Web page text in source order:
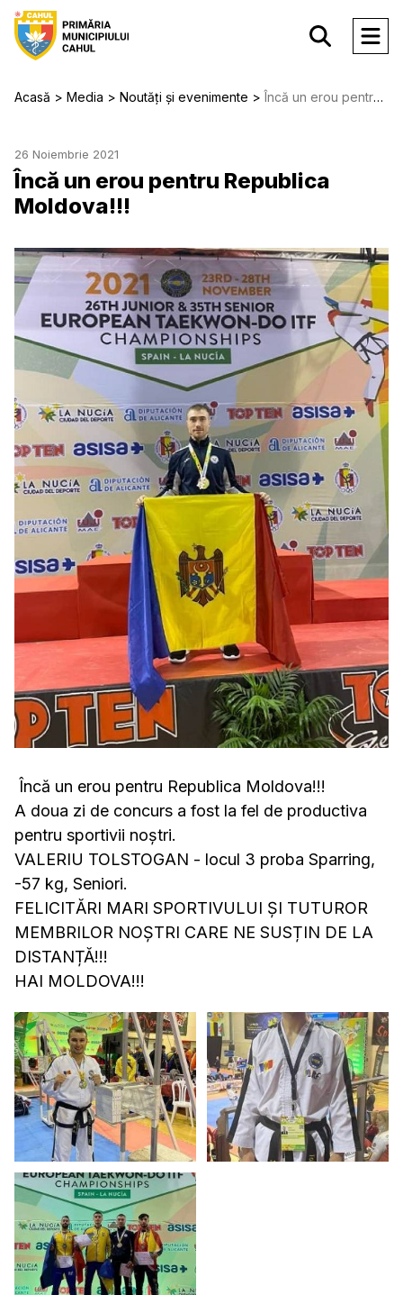
Acasă Media Noutăți și evenimente Încă un erou pentru Republica Moldova!!!
26 Noiembrie 2021
Încă un erou pentru Republica
Moldova!!!
Încă un erou pentru Republica Moldova!!!
A doua zi de concurs a fost la fel de productiva
pentru sportivii noștri.
VALERIU TOLSTOGAN - locul 3 proba Sparring,
-57 kg, Seniori.
FELICITĂRI MARI SPORTIVULUI ȘI TUTUROR
MEMBRILOR NOȘTRI CARE NE SUSȚIN DE LA
DISTANȚĂ!!!
HAI MOLDOVA!!!